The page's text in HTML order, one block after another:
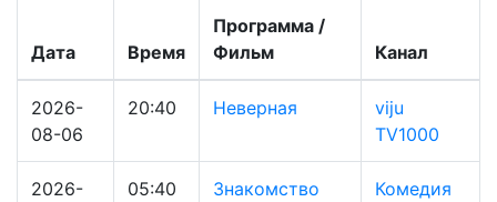
Дата Время
Программа /
Фильм
Канал
2026-
08-06
20:40 Неверная
viju
TV1000
2026-
05:40
Знакомство
Комедия